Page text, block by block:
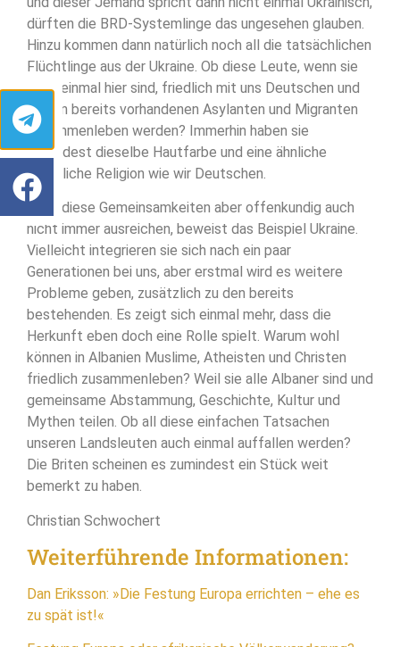
dürften die BRD-Systemlinge das ungesehen glauben.
Hinzu kommen dann natürlich noch all die tatsächlichen
Flüchtlinge aus der Ukraine. Ob diese Leute, wenn sie
denn einmal hier sind, friedlich mit uns Deutschen und
all den bereits vorhandenen Asylanten und Migranten
zusammenleben werden? Immerhin haben sie
zumindest dieselbe Hautfarbe und eine ähnliche
christliche Religion wie wir Deutschen.
Dass diese Gemeinsamkeiten aber offenkundig auch
nicht immer ausreichen, beweist das Beispiel Ukraine.
Vielleicht integrieren sie sich nach ein paar
Generationen bei uns, aber erstmal wird es weitere
Probleme geben, zusätzlich zu den bereits
bestehenden. Es zeigt sich einmal mehr, dass die
Herkunft eben doch eine Rolle spielt. Warum wohl
können in Albanien Muslime, Atheisten und Christen
friedlich zusammenleben? Weil sie alle Albaner sind und
gemeinsame Abstammung, Geschichte, Kultur und
Mythen teilen. Ob all diese einfachen Tatsachen
unseren Landsleuten auch einmal auffallen werden?
Die Briten scheinen es zumindest ein Stück weit
bemerkt zu haben.
Christian Schwochert
Weiterführende Informationen:
Dan Eriksson: »Die Festung Europa errichten – ehe es
zu spät ist!«